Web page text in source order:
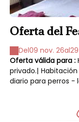
Oferta del
Vida
Del09 nov. 26al
Oferta válida para :
privado.|
diario para perros -